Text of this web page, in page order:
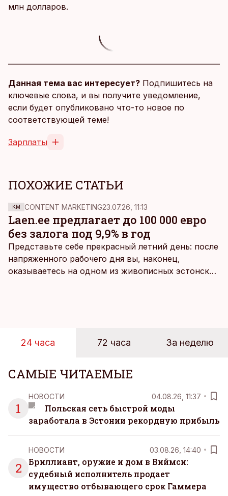
млн долларов.
Данная тема вас интересует? Подпишитесь на
ключевые слова, и вы получите уведомление,
если будет опубликовано что-то новое по
соответствующей теме!
Зарплаты
ПОХОЖИЕ СТАТЬИ
KM CONTENT MARKETING23.07.26, 11:13
Laen.ee предлагает до 100 000 евро
без залога под 9,9% в год
Представьте себе прекрасный летний день: после
напряженного рабочего дня вы, наконец,
оказываетесь на одном из живописных эстонских
24 часа 72 часа За неделю
САМЫЕ ЧИТАЕМЫЕ
1
НОВОСТИ 04.08.26, 11:37
Польская сеть быстрой моды
заработала в Эстонии рекордную прибыль
2
НОВОСТИ 03.08.26, 14:40
Бриллиант, оружие и дом в Виймси:
судебный исполнитель продает
имущество отбывающего срок Гаммера